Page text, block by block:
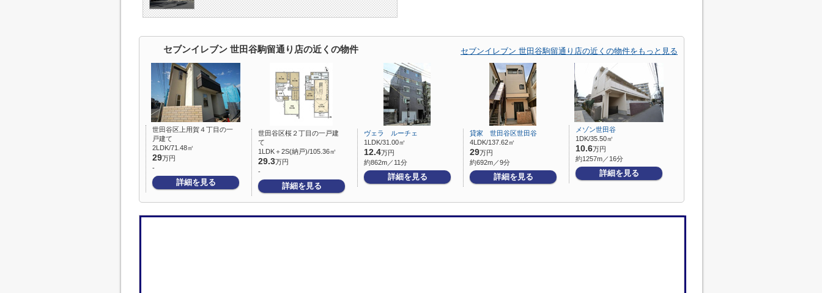
セブンイレブン 世田谷駒留通り店の近くの物件 セブンイレブン 世田谷駒留通り店の近くの物件をもっと見る
世田谷区上用賀４丁目の一
戸建て
2LDK/71.48㎡
29万円
-
詳細を見る
世田谷区桜２丁目の一戸建
て
1LDK＋2S(納戸)/105.36㎡
29.3万円
-
詳細を見る
ヴェラ ルーチェ
1LDK/31.00㎡
12.4万円
約862m／11分
詳細を見る
貸家 世田谷区世田谷
4LDK/137.62㎡
29万円
約692m／9分
詳細を見る
メゾン世田谷
1DK/35.50㎡
10.6万円
約1257m／16分
詳細を見る